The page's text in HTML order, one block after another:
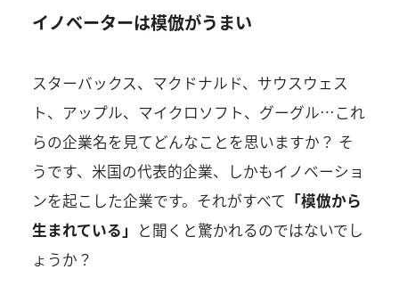
イノベーターは模倣がうまい
スターバックス、マクドナルド、サウスウェス
ト、アップル、マイクロソフト、グーグル…これ
らの企業名を見てどんなことを思いますか？ そ
うです、米国の代表的企業、しかもイノベーショ
ンを起こした企業です。それがすべて 「模倣から
生まれている」 と聞くと驚かれるのではないでし
ょうか？